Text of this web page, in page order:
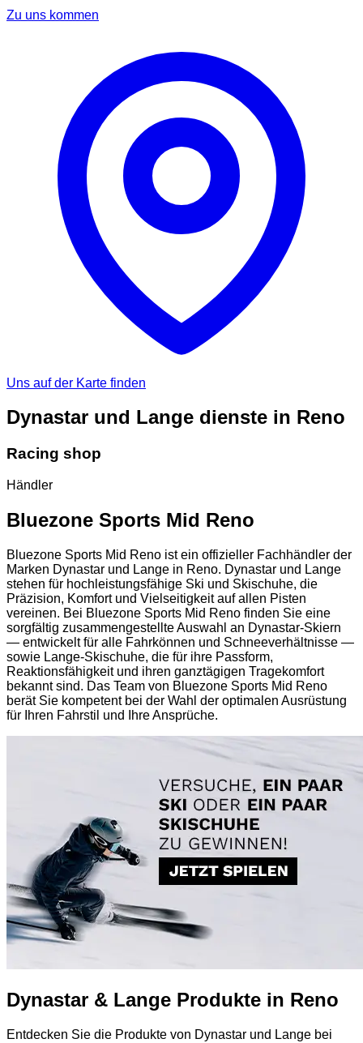
Zu uns kommen
Uns auf der Karte finden
Dynastar und Lange dienste in Reno
Racing shop
Händler
Bluezone Sports Mid Reno
Bluezone Sports Mid Reno ist ein offizieller Fachhändler der
Marken Dynastar und Lange in Reno. Dynastar und Lange
stehen für hochleistungsfähige Ski und Skischuhe, die
Präzision, Komfort und Vielseitigkeit auf allen Pisten
vereinen. Bei Bluezone Sports Mid Reno finden Sie eine
sorgfältig zusammengestellte Auswahl an Dynastar-Skiern
— entwickelt für alle Fahrkönnen und Schneeverhältnisse —
sowie Lange-Skischuhe, die für ihre Passform,
Reaktionsfähigkeit und ihren ganztägigen Tragekomfort
bekannt sind. Das Team von Bluezone Sports Mid Reno
berät Sie kompetent bei der Wahl der optimalen Ausrüstung
für Ihren Fahrstil und Ihre Ansprüche.
Dynastar & Lange Produkte in Reno
Entdecken Sie die Produkte von Dynastar und Lange bei